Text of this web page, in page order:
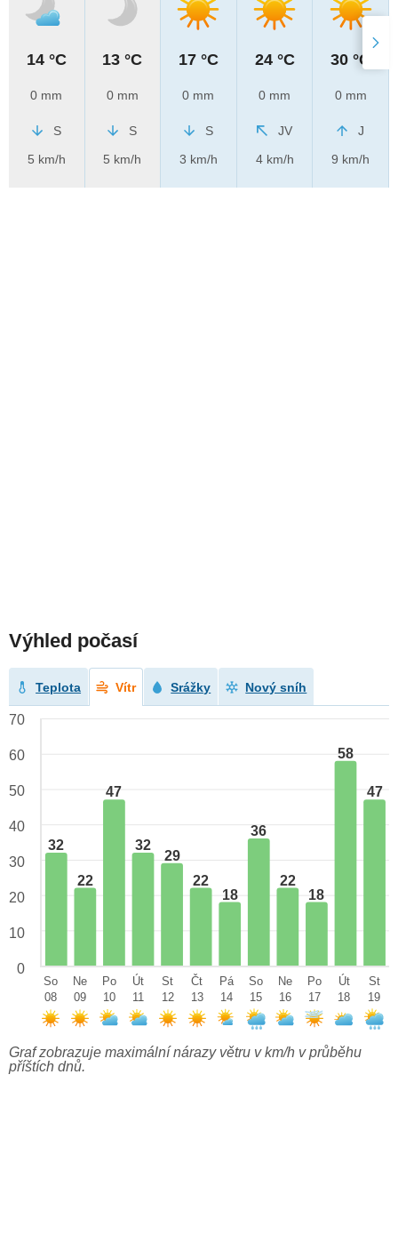
14 °C
0 mm
S
5 km/h
13 °C
0 mm
S
5 km/h
17 °C
0 mm
S
3 km/h
24 °C
0 mm
JV
4 km/h
30 °C
0 mm
J
9 km/h
Výhled počasí
Teplota Vítr Srážky Nový sníh
32
22
47
32
29
22
18
36
22
18
58
47
70
60
50
40
30
20
10
0
So
08
Ne
09
Po
10
Út
11
St
12
Čt
13
Pá
14
So
15
Ne
16
Po
17
Út
18
St
19
Graf zobrazuje maximální nárazy větru v km/h v průběhu
příštích dnů.